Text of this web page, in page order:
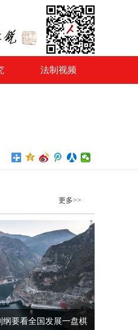
法制视频
更多>>
纲要看全国发展一盘棋